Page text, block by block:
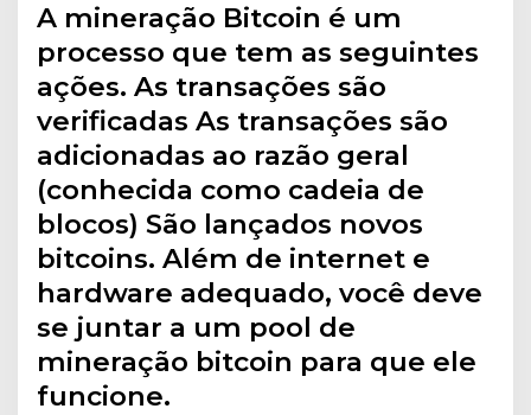
A mineração Bitcoin é um
processo que tem as seguintes
ações. As transações são
verificadas As transações são
adicionadas ao razão geral
(conhecida como cadeia de
blocos) São lançados novos
bitcoins. Além de internet e
hardware adequado, você deve
se juntar a um pool de
mineração bitcoin para que ele
funcione.